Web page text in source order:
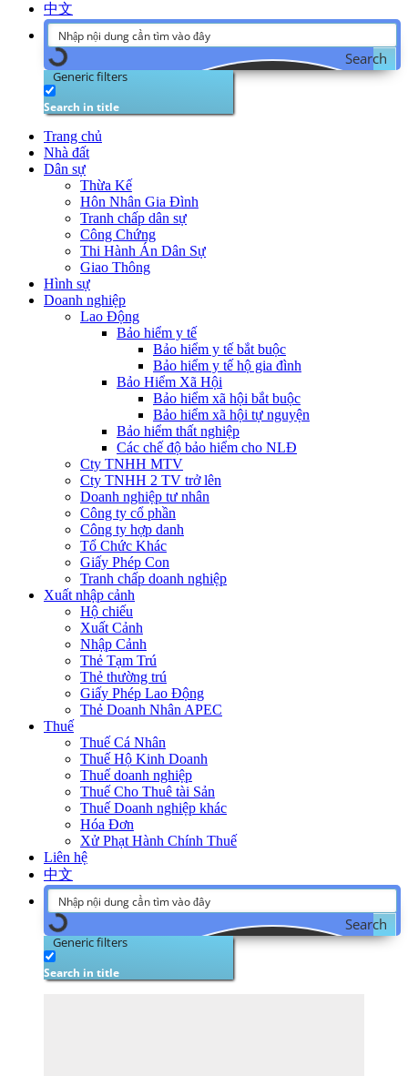
中文
Search
Generic filters
Search in title
Trang chủ
Nhà đất
Dân sự
Thừa Kế
Hôn Nhân Gia Đình
Tranh chấp dân sự
Công Chứng
Thi Hành Án Dân Sự
Giao Thông
Hình sự
Doanh nghiệp
Lao Động
Bảo hiểm y tế
Bảo hiểm y tế bắt buộc
Bảo hiểm y tế hộ gia đình
Bảo Hiểm Xã Hội
Bảo hiểm xã hội bắt buộc
Bảo hiểm xã hội tự nguyện
Bảo hiểm thất nghiệp
Các chế độ bảo hiểm cho NLĐ
Cty TNHH MTV
Cty TNHH 2 TV trở lên
Doanh nghiệp tư nhân
Công ty cổ phần
Công ty hợp danh
Tổ Chức Khác
Giấy Phép Con
Tranh chấp doanh nghiệp
Xuất nhập cảnh
Hộ chiếu
Xuất Cảnh
Nhập Cảnh
Thẻ Tạm Trú
Thẻ thường trú
Giấy Phép Lao Động
Thẻ Doanh Nhân APEC
Thuế
Thuế Cá Nhân
Thuế Hộ Kinh Doanh
Thuế doanh nghiệp
Thuế Cho Thuê tài Sản
Thuế Doanh nghiệp khác
Hóa Đơn
Xử Phạt Hành Chính Thuế
Liên hệ
中文
Search
Generic filters
Search in title